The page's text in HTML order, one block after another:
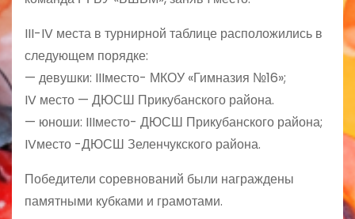
III-IV места в турнирной таблице расположились в
следующем порядке:
— девушки: IIIместо- МКОУ «Гимназия №16»;
IV место — ДЮСШ Прикубанского района.
— юноши: IIIместо- ДЮСШ Прикубанского района;
IVместо -ДЮСШ Зеленчукского района.
Победители соревнований были награждены
памятными кубками и грамотами.